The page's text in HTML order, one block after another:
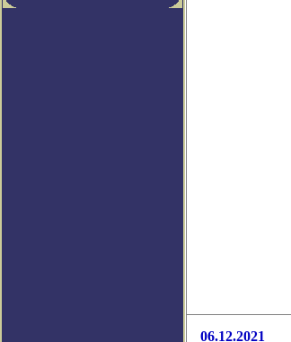
06.12.2021